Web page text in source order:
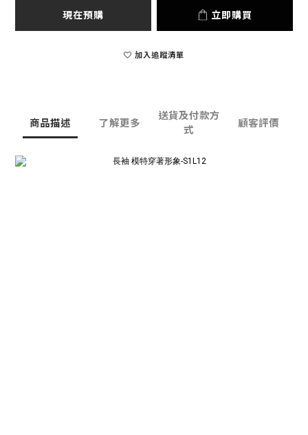
現在預購 立即購買
加入追蹤清單
商品描述 了解更多
送貨及付款方
式
顧客評價